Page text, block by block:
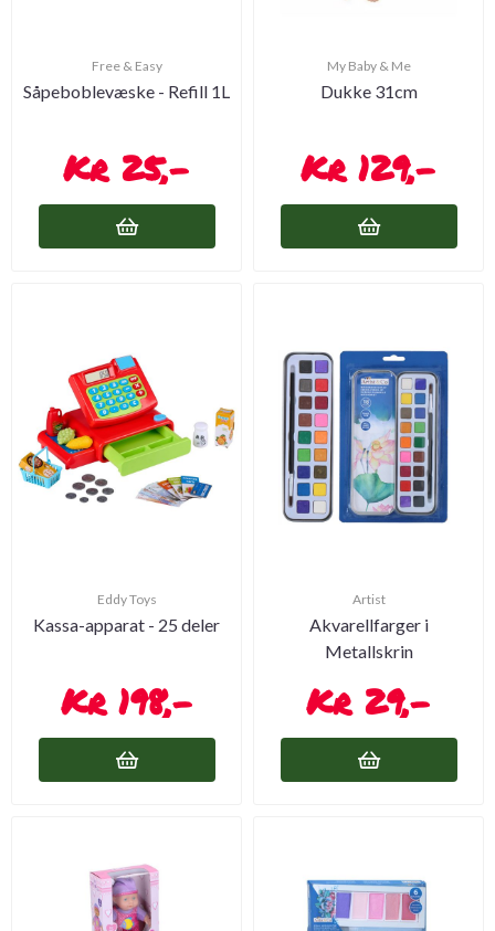
Free & Easy
Såpeboblevæske - Refill 1L
25,-
My Baby & Me
Dukke 31cm
129,-
Eddy Toys
Kassa-apparat - 25 deler
198,-
Artist
Akvarellfarger i
Metallskrin
29,-